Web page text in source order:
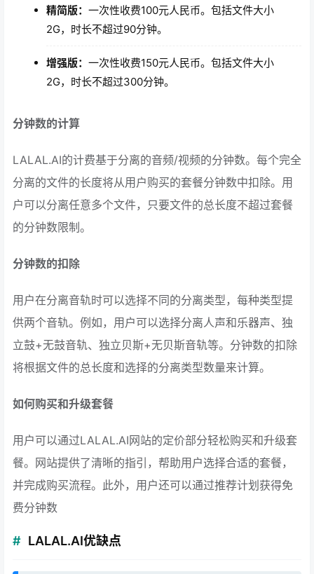
精简版： 一次性收费100元人民币。包括文件大小
2G，时长不超过90分钟。
增强版： 一次性收费150元人民币。包括文件大小
2G，时长不超过300分钟。
分钟数的计算
LALAL.AI的计费基于分离的音频/视频的分钟数。每个完全
分离的文件的长度将从用户购买的套餐分钟数中扣除。用
户可以分离任意多个文件，只要文件的总长度不超过套餐
的分钟数限制。
分钟数的扣除
用户在分离音轨时可以选择不同的分离类型，每种类型提
供两个音轨。例如，用户可以选择分离人声和乐器声、独
立鼓+无鼓音轨、独立贝斯+无贝斯音轨等。分钟数的扣除
将根据文件的总长度和选择的分离类型数量来计算。
如何购买和升级套餐
用户可以通过LALAL.AI网站的定价部分轻松购买和升级套
餐。网站提供了清晰的指引，帮助用户选择合适的套餐，
并完成购买流程。此外，用户还可以通过推荐计划获得免
费分钟数
LALAL.AI优缺点